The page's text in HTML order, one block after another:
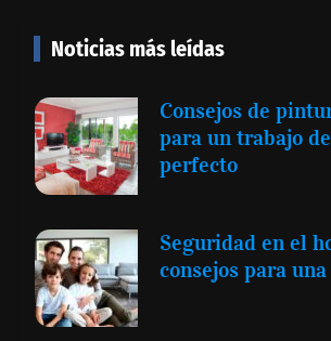
Noticias más leídas
Consejos de
para un trabajo
perfecto
Seguridad en el
consejos para